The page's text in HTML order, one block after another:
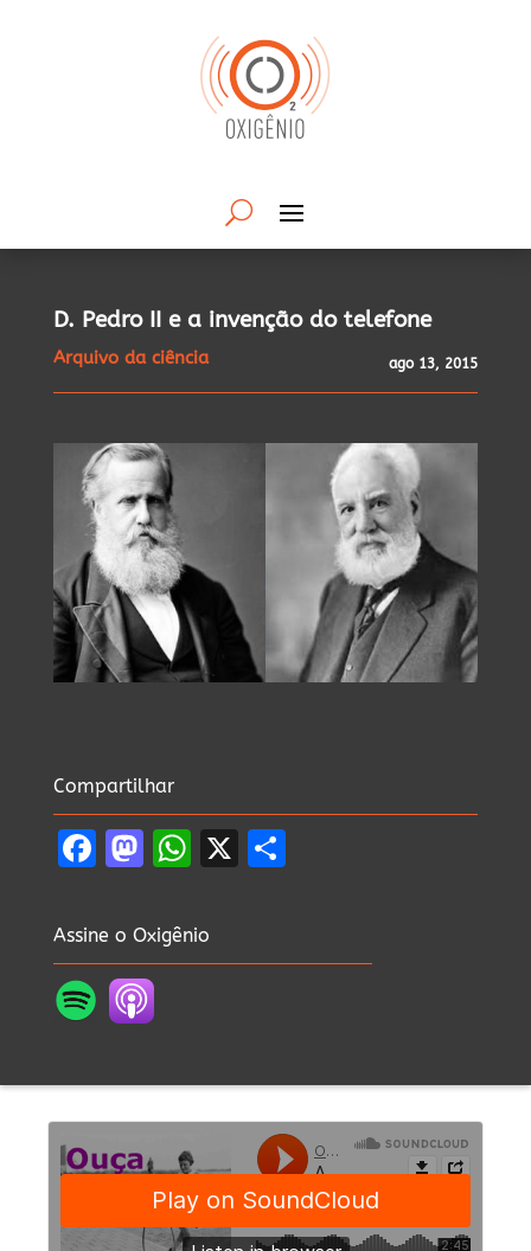
D. Pedro II e a invenção do telefone
Arquivo da ciência ago 13, 2015
Compartilhar
Facebook
Mastodon
WhatsApp
X Share
Assine o Oxigênio